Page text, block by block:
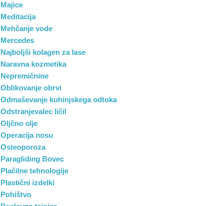
Majice
Meditacija
Mehčanje vode
Mercedes
Najboljši kolagen za lase
Naravna kozmetika
Nepremičnine
Oblikovanje obrvi
Odmaševanje kuhinjskega odtoka
Odstranjevalec ličil
Oljčno olje
Operacija nosu
Osteoporoza
Paragliding Bovec
Plačilne tehnologije
Plastični izdelki
Pohištvo